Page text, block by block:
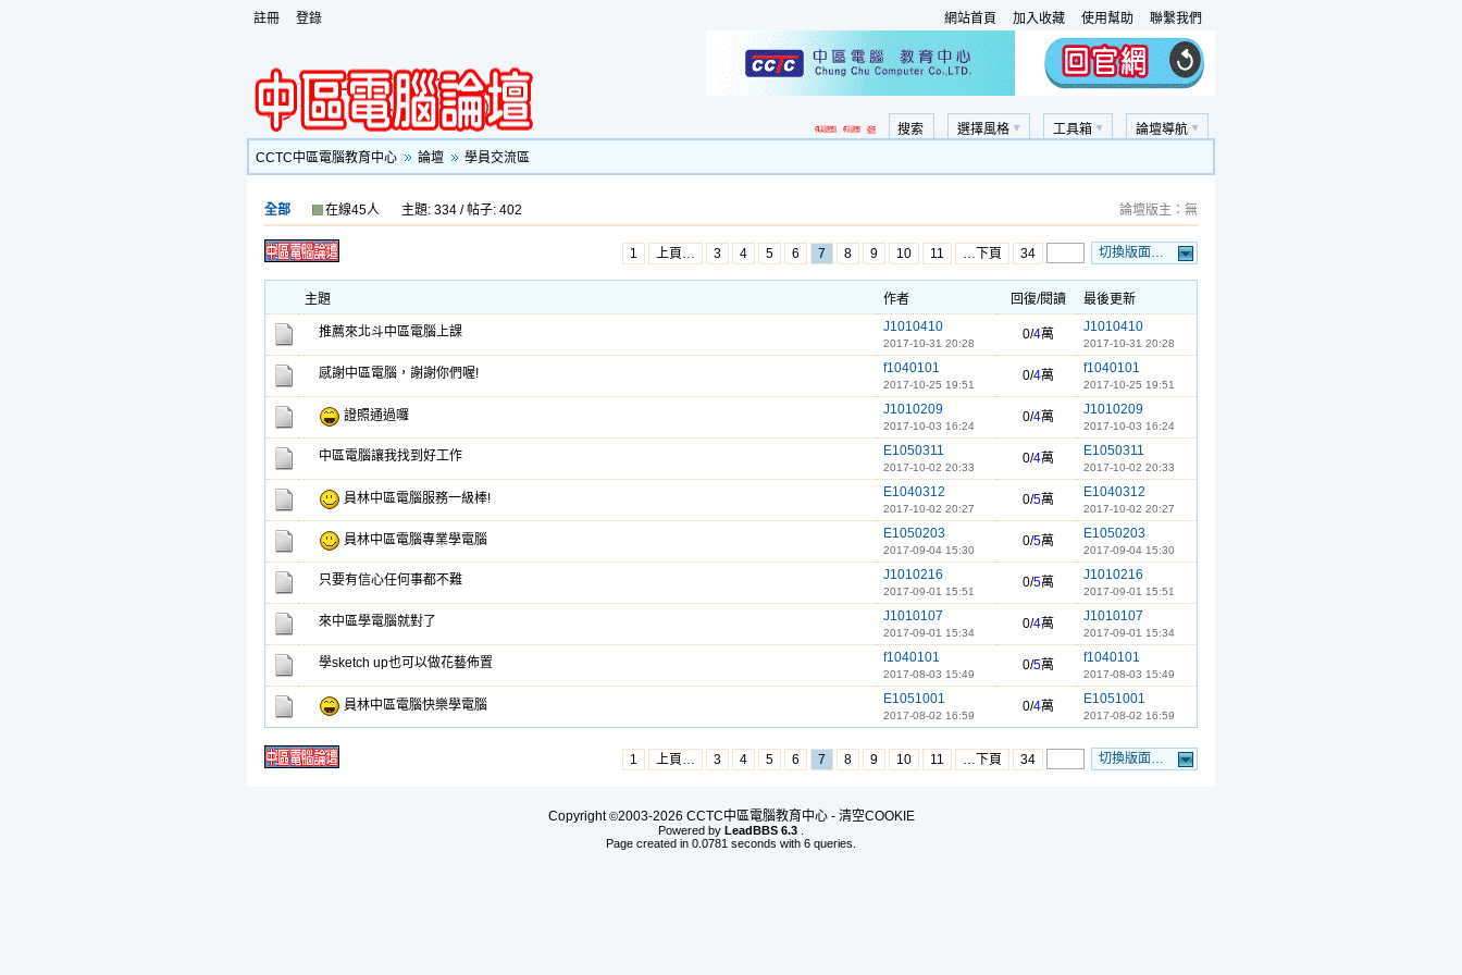
註冊 登錄 網站首頁 加入收藏 使用幫助 聯繫我們
論壇導航
工具箱
選擇風格
搜索
CCTC中區電腦教育中心
論壇 學員交流區
全部 在線45人 主題: 334 / 帖子: 402 論壇版主：無
切換版面…
1 上頁… 3 4 5 6 7 8 9 10 11 …下頁 34
主題 作者 回復/閱讀 最後更新
推薦來北斗中區電腦上課 J1010410
2017-10-31 20:28
0/4萬 J1010410
2017-10-31 20:28
感謝中區電腦，謝謝你們喔! f1040101
2017-10-25 19:51
0/4萬 f1040101
2017-10-25 19:51
證照通過囉 J1010209
2017-10-03 16:24
0/4萬 J1010209
2017-10-03 16:24
中區電腦讓我找到好工作 E1050311
2017-10-02 20:33
0/4萬 E1050311
2017-10-02 20:33
員林中區電腦服務一級棒! E1040312
2017-10-02 20:27
0/5萬 E1040312
2017-10-02 20:27
員林中區電腦專業學電腦 E1050203
2017-09-04 15:30
0/5萬 E1050203
2017-09-04 15:30
只要有信心任何事都不難 J1010216
2017-09-01 15:51
0/5萬 J1010216
2017-09-01 15:51
來中區學電腦就對了 J1010107
2017-09-01 15:34
0/4萬 J1010107
2017-09-01 15:34
學sketch up也可以做花藝佈置 f1040101
2017-08-03 15:49
0/5萬 f1040101
2017-08-03 15:49
員林中區電腦快樂學電腦 E1051001
2017-08-02 16:59
0/4萬 E1051001
2017-08-02 16:59
切換版面…
1 上頁… 3 4 5 6 7 8 9 10 11 …下頁 34
Copyright©2003-2026 CCTC中區電腦教育中心 - 清空COOKIE
Powered by LeadBBS 6.3
Page created in 0.0781 seconds with 6 queries.